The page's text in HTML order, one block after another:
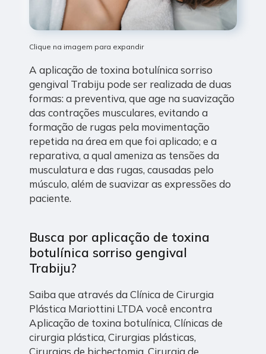
Clique na imagem para expandir
A aplicação de toxina botulínica sorriso
gengival Trabiju pode ser realizada de duas
formas: a preventiva, que age na suavização
das contrações musculares, evitando a
formação de rugas pela movimentação
repetida na área em que foi aplicado; e a
reparativa, a qual ameniza as tensões da
musculatura e das rugas, causadas pelo
músculo, além de suavizar as expressões do
paciente.
Busca por aplicação de toxina
botulínica sorriso gengival
Trabiju?
Saiba que através da Clínica de Cirurgia
Plástica Mariottini LTDA você encontra
Aplicação de toxina botulínica, Clínicas de
cirurgia plástica, Cirurgias plásticas,
Cirurgias de bichectomia, Cirurgia de